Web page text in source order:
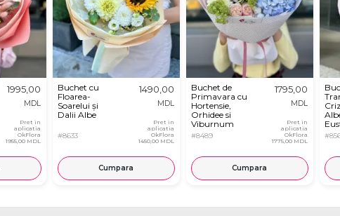
1995,00
MDL
Pret in
aplicatia
OkFlora
1955,00 MDL
Buchet cu
Floarea-
Soarelui și
Dalii Albe
#8633
1490,00
MDL
Pret in
aplicatia
OkFlora
1450,00 MDL
Cumpara
Buchet de
Primavara cu
Hortensie,
Orhidee si
Viburnum
#8489
1795,00
MDL
Pret in
aplicatia
OkFlora
1775,00 MDL
Cumpara